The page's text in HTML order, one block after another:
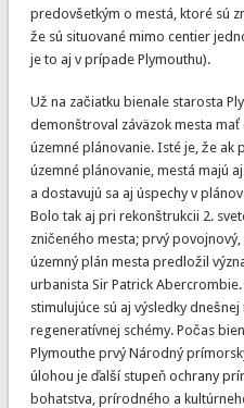
predovšetkým o mestá, ktoré sú
že sú situované mimo centier
je to aj v prípade Plymouthu).
Už na začiatku bienale starosta
demonštroval záväzok mesta
územné plánovanie. Isté je, že ak
územné plánovanie, mestá majú
a dostavujú sa aj úspechy v
Bolo tak aj pri rekonštrukcii 2.
zničeného mesta; prvý
územný plán mesta predložil
urbanista Sir Patrick Abercrombie.
stimulujúce sú aj výsledky dnešnej
regeneratívnej schémy. Počas
Plymouthe prvý Národný
úlohou je ďalší stupeň ochrany
bohatstva, prírodného a